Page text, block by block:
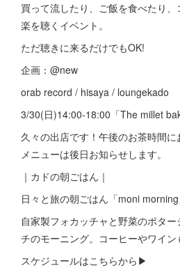
買って流したり、ご飯を食べたり
楽を聴くイベント。
ただ聴きに来るだけでもOK!
企画：@new
orab record / hisaya / loungekado
3/30(日)14:00-18:00「The millet
久々の出店です！午後のお茶時間
メニューは後日お知らせします。
｜カドの朝ごはん｜
日々と旅の朝ごはん「moni
自家製フォカッチャと野菜のポタ
チのモーニング。コーヒーやワイン
スケジュールはこちらから▶︎